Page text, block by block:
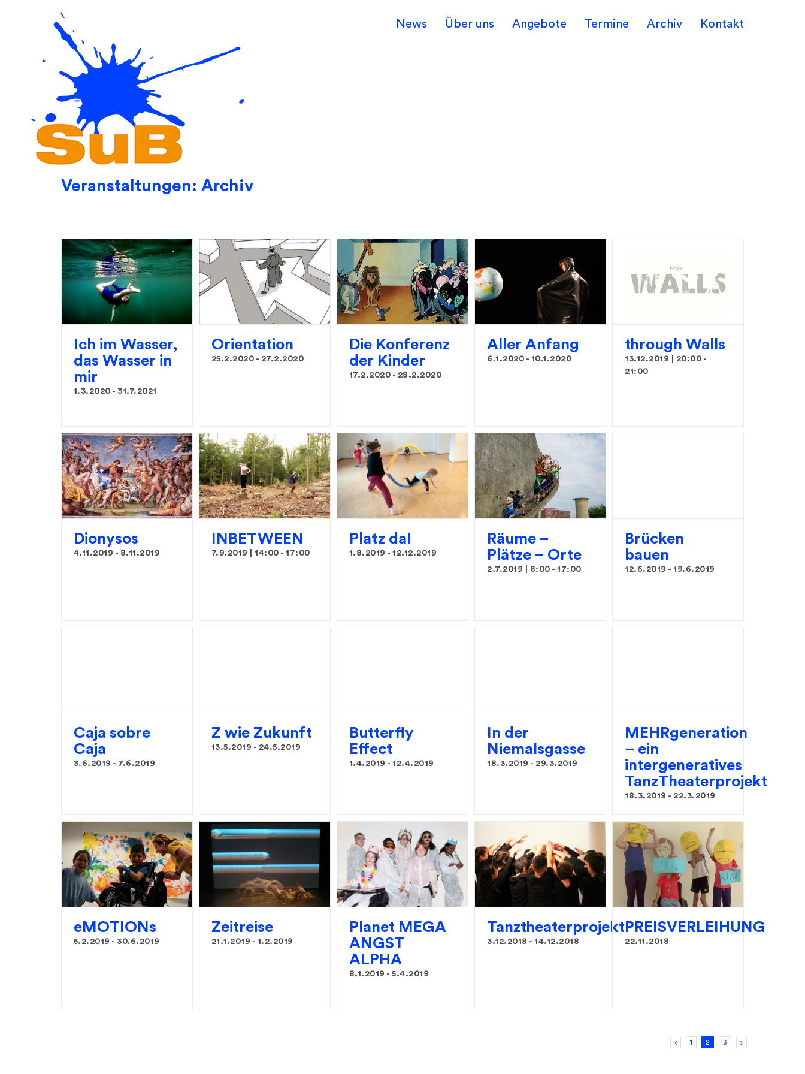
News Über uns Angebote Termine Archiv Kontakt
Veranstaltungen: Archiv
Ich im Wasser,
das Wasser in
mir
1.3.2020 - 31.7.2021
Orientation
25.2.2020 - 27.2.2020
Die Konferenz
der Kinder
17.2.2020 - 28.2.2020
Aller Anfang
6.1.2020 - 10.1.2020
through Walls
13.12.2019 | 20:00 -
21:00
Dionysos
4.11.2019 - 8.11.2019
INBETWEEN
7.9.2019 | 14:00 -17:00
Platz da!
1.8.2019 -12.12.2019
Räume –
Plätze – Orte
2.7.2019 | 8:00 - 17:00
Brücken
bauen
12.6.2019 -19.6.2019
Caja sobre
Caja
3.6.2019 - 7.6.2019
Z wie Zukunft
13.5.2019 - 24.5.2019
Butterfly
Effect
1.4.2019 -12.4.2019
In der
Niemalsgasse
18.3.2019 - 29.3.2019
MEHRgeneration
– ein
intergeneratives
TanzTheaterprojekt
18.3.2019 - 22.3.2019
eMOTIONs
5.2.2019 - 30.6.2019
Zeitreise
21.1.2019 - 1.2.2019
Planet MEGA
ANGST
ALPHA
8.1.2019 -5.4.2019
Tanztheaterprojekt
3.12.2018 - 14.12.2018
PREISVERLEIHUNG
22.11.2018
1 2 3